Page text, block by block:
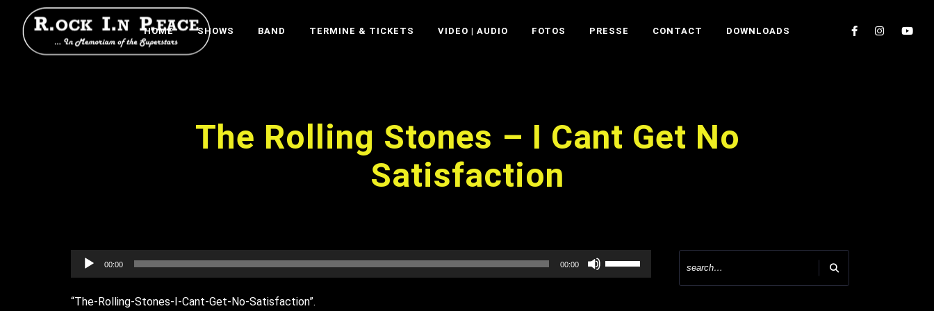
HOME SHOWS BAND TERMINE & TICKETS VIDEO | AUDIO FOTOS PRESSE CONTACT DOWNLOADS
The Rolling Stones – I Cant Get No
Satisfaction
Audio-
Player
00:00 00:00
Pfeiltasten
Hoch/Runter
“The-Rolling-Stones-I-Cant-Get-No-Satisfaction”.